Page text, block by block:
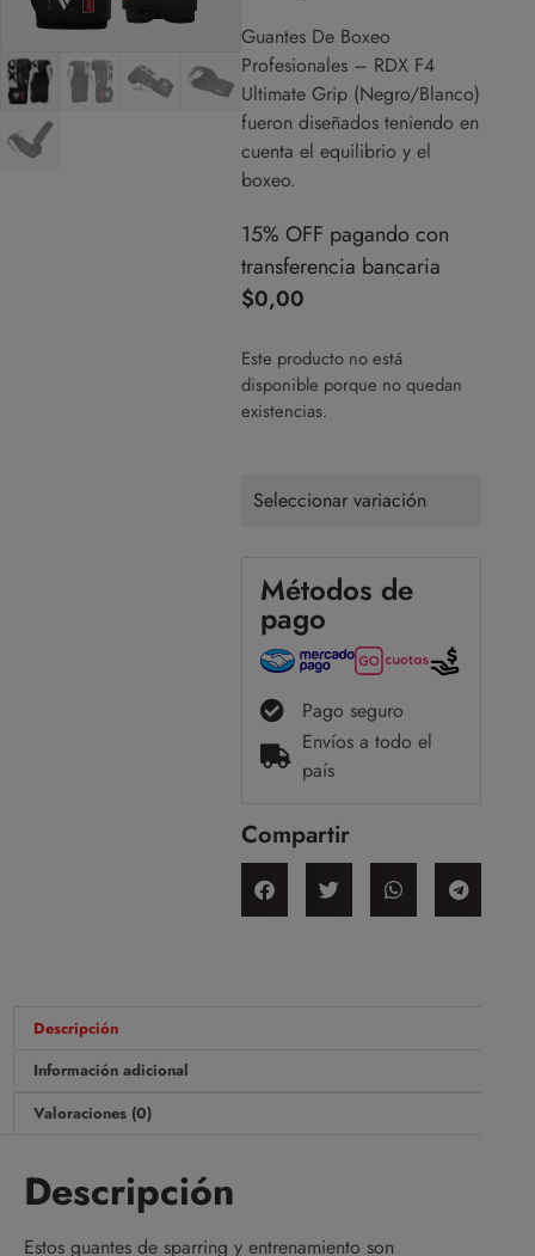
Guantes De Boxeo
Profesionales – RDX F4
Ultimate Grip (Negro/Blanco)
fueron diseñados teniendo en
cuenta el equilibrio y el
boxeo.
15% OFF pagando con
transferencia bancaria
$0,00
Este producto no está
disponible porque no quedan
existencias.
Seleccionar variación
Métodos de
pago
Pago seguro
Envíos a todo el
país
Compartir
Descripción
Información adicional
Valoraciones (0)
Descripción
Estos guantes de sparring y entrenamiento son